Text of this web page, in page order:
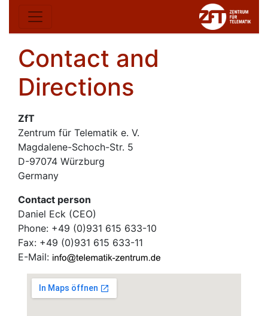
Contact and
Directions
ZfT
Zentrum für Telematik e. V.
Magdalene-Schoch-Str. 5
D-97074 Würzburg
Germany
Contact person
Daniel Eck (CEO)
Phone: +49 (0)931 615 633-10
Fax: +49 (0)931 615 633-11
E-Mail: